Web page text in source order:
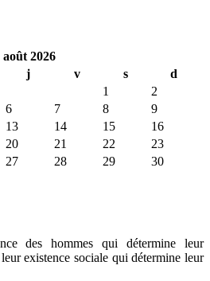
août 2026
j v s
d
1
2
6 7 8
9
13 14 15
16
20 21 22
23
27 28 29
30
des hommes qui détermine leur
existence sociale qui détermine leur